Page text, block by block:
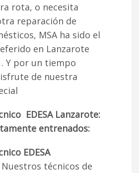
rota, o necesita
reparación de
MSA ha sido el
en Lanzarote
Y por un tiempo
de nuestra
EDESA Lanzarote:
entrenados:
EDESA
Nuestros técnicos de